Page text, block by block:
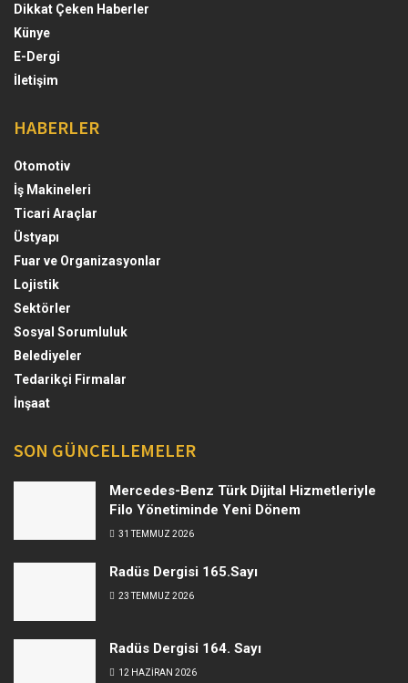
Dikkat Çeken Haberler
Künye
E-Dergi
İletişim
HABERLER
Otomotiv
İş Makineleri
Ticari Araçlar
Üstyapı
Fuar ve Organizasyonlar
Lojistik
Sektörler
Sosyal Sorumluluk
Belediyeler
Tedarikçi Firmalar
İnşaat
SON GÜNCELLEMELER
Mercedes-Benz Türk Dijital Hizmetleriyle
Filo Yönetiminde Yeni Dönem
31 TEMMUZ 2026
Radüs Dergisi 165.Sayı
23 TEMMUZ 2026
Radüs Dergisi 164. Sayı
12 HAZIRAN 2026